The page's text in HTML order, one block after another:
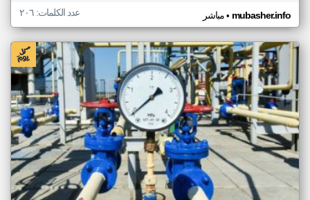
مباشر• mubasher.info عدد الكلمات: ٢٠٦